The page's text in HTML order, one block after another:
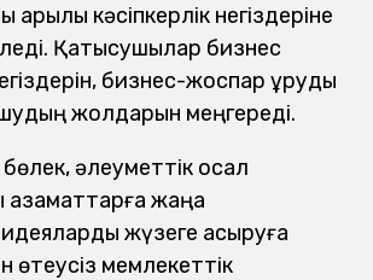
кәсіпкерлік негіздеріне
Қатысушылар бизнес
бизнес-жоспар құруды
жолдарын меңгереді.
әлеуметтік осал
азаматтарға жаңа
жүзеге асыруға
өтеусіз мемлекеттік